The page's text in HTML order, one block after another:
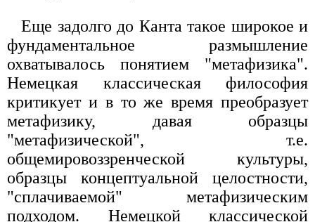
Еще задолго до Канта такое широкое и
фундаментальное размышление
охватывалось понятием "метафизика".
Немецкая классическая философия
критикует и в то же время преобразует
метафизику, давая образцы
"метафизической", т.е.
общемировоззренческой культуры,
образцы концептуальной целостности,
"сплачиваемой" метафизическим
подходом. Немецкой классической